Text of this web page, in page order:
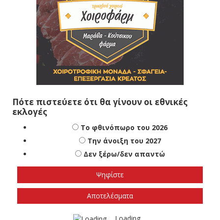
Πότε πιστεύετε ότι θα γίνουν οι εθνικές
εκλογές
Το φθινόπωρο του 2026
Την άνοιξη του 2027
Δεν ξέρω/δεν απαντώ